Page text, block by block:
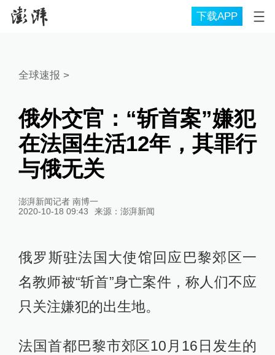
下载APP
全球速报 >
俄外交官：“斩首案”嫌犯
在法国生活12年，其罪行
与俄无关
澎湃新闻记者 南博一
2020-10-18 09:43
来源： 澎湃新闻
俄罗斯驻法国大使馆回应巴黎郊区一
名教师被“斩首”身亡案件，称人们不应
只关注嫌犯的出生地。
法国首都巴黎市郊区10月16日发生的